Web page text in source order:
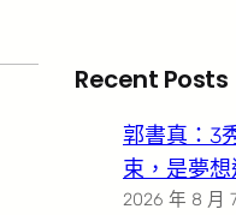
Recent Posts
郭書真：3
束，是夢
2026 年 8 月